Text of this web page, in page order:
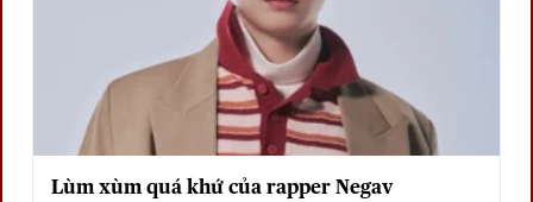
Lùm xùm quá khứ của rapper Negav